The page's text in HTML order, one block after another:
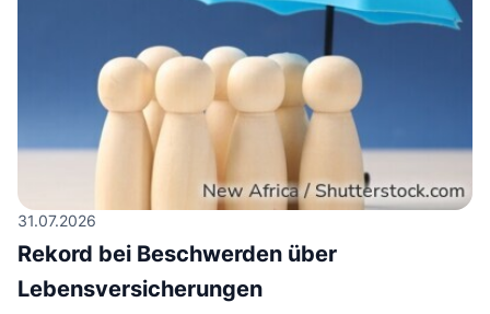
31.07.2026
Rekord bei Beschwerden über
Lebensversicherungen